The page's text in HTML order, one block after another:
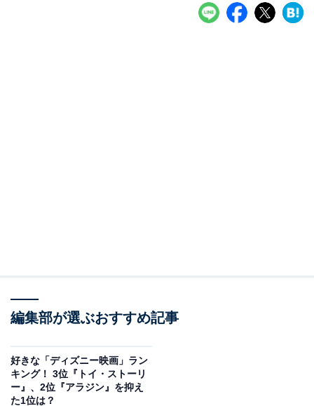
編集部が選ぶおすすめ記事
好きな「ディズニー映画」ラン
キング！ 3位『トイ・ストーリ
ー』、2位『アラジン』を抑え
た1位は？